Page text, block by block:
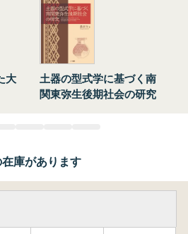
大
土器の型式学に基づく南
関東弥生後期社会の研究
庫があります